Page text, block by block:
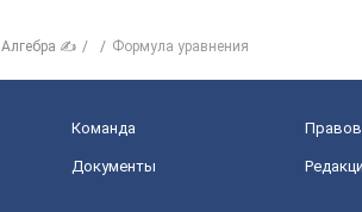
Алгебра ✍ Формула уравнения
Команда
Документы